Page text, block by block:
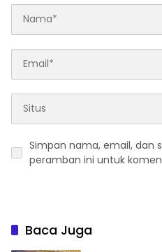
Simpan nama, email, dan
peramban ini untuk
Baca Juga